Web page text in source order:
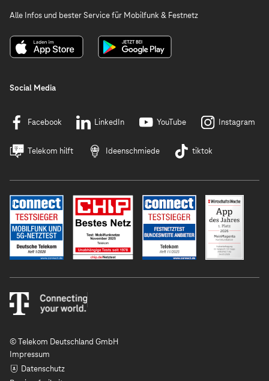
Alle Infos und bester Service für Mobilfunk & Festnetz
Social Media
Facebook LinkedIn YouTube Instagram
Telekom hilft Ideenschmiede tiktok
© Telekom Deutschland GmbH
Impressum
Datenschutz